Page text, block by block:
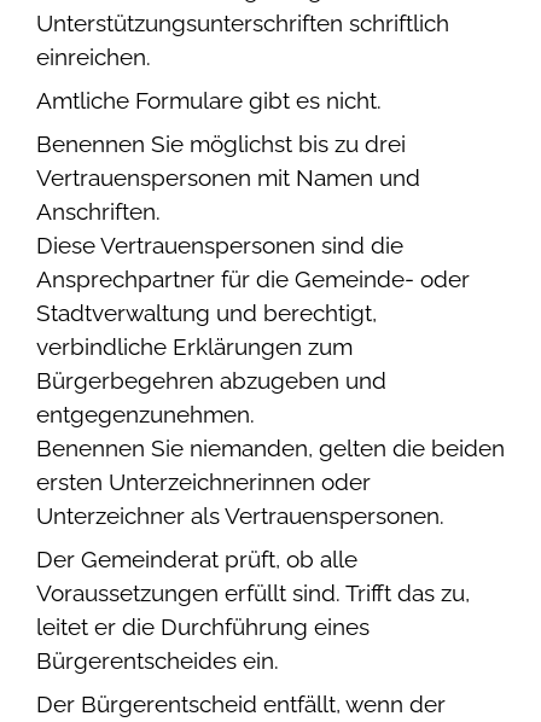
Unterstützungsunterschriften schriftlich
einreichen.
Amtliche Formulare gibt es nicht.
Benennen Sie möglichst bis zu drei
Vertrauenspersonen mit Namen und
Anschriften.
Diese Vertrauenspersonen sind die
Ansprechpartner für die Gemeinde- oder
Stadtverwaltung und berechtigt,
verbindliche Erklärungen zum
Bürgerbegehren abzugeben und
entgegenzunehmen.
Benennen Sie niemanden, gelten die beiden
ersten Unterzeichnerinnen oder
Unterzeichner als Vertrauenspersonen.
Der Gemeinderat prüft, ob alle
Voraussetzungen erfüllt sind. Trifft das zu,
leitet er die Durchführung eines
Bürgerentscheides ein.
Der Bürgerentscheid entfällt, wenn der